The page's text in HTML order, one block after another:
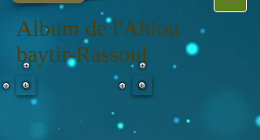
Album de l'Ahlou
baytir-Rassoul